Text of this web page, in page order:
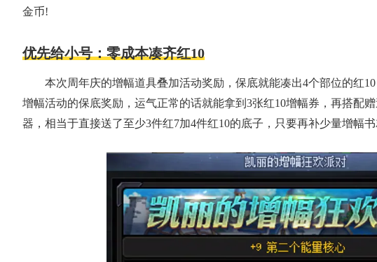
金币!
优先给小号：零成本凑齐红10
本次周年庆的增幅道具叠加活动奖励，保底就能凑出4个部位的红
增幅活动的保底奖励，运气正常的话就能拿到3张红10增幅券，再搭配
器，相当于直接送了至少3件红7加4件红10的底子，只要再补少量增幅书